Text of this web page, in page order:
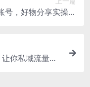
号，好物分享实操课
你私域流量加